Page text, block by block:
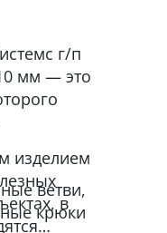
г/п
мм — это
ветви,
крюки
изделием
в